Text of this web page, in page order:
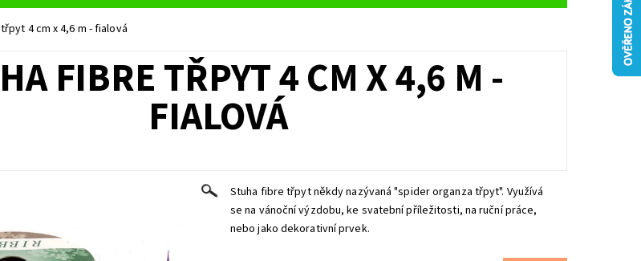
OCHRANA OSOBNÍCH ÚDAJŮ
4 cm x 4,6 m - fialová
FIBRE TŘPYT 4 CM X 4,6 M -
FIALOVÁ
Stuha fibre třpyt někdy nazývaná "spider organza třpyt". Využívá
se na vánoční výzdobu, ke svatební příležitosti, na ruční práce,
nebo jako dekorativní prvek.